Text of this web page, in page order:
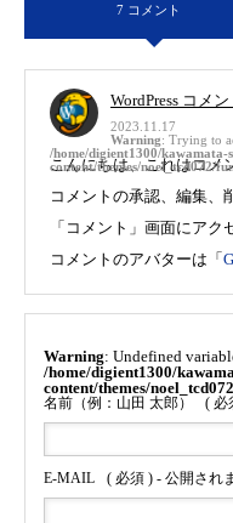
7 コメント
WordPress コメ
2023.11.17
Warning: Trying to
/home/digient1300/
content/themes/noel_tcd072/
こんにちは、これはコメ
コメントの承認、編集、
「コメント」画面にアク
コメントのアバターは「
Warning : Undefined
/home/digient1300/
content/themes/
名前（例：山田 太郎） ( 必
E-MAIL ( 必須 ) - 公開され